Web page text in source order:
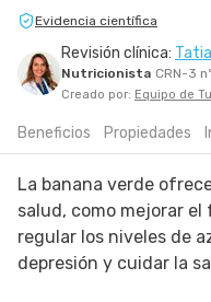
BIENESTAR
Evidencia científica
Revisión clínica:
Nutricionista CRN-3
Creado por: Equipo de
Beneficios Propiedades
La banana verde
salud, como mejorar
regular los niveles de
depresión y cuidar la